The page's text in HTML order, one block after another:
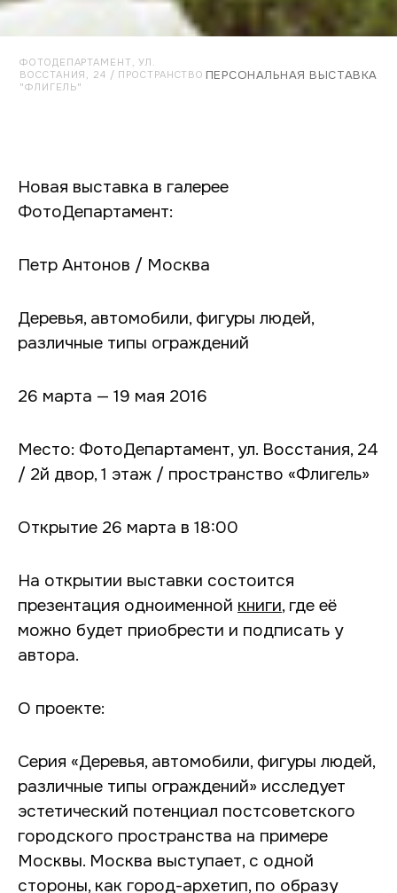
ФОТОДЕПАРТАМЕНТ, УЛ.
ВОССТАНИЯ, 24 / ПРОСТРАНСТВО
"ФЛИГЕЛЬ"
ПЕРСОНАЛЬНАЯ ВЫСТАВКА
Новая выставка в галерее
ФотоДепартамент:
Петр Антонов / Москва
Деревья, автомобили, фигуры людей,
различные типы ограждений
26 марта — 19 мая 2016
Место: ФотоДепартамент, ул. Восстания, 24
/ 2й двор, 1 этаж / пространство «Флигель»
Открытие 26 марта в 18:00
На открытии выставки состоится
презентация одноименной книги, где её
можно будет приобрести и подписать у
автора.
О проекте:
Серия «Деревья, автомобили, фигуры людей,
различные типы ограждений» исследует
эстетический потенциал постсоветского
городского пространства на примере
Москвы. Москва выступает, с одной
стороны, как город-архетип, по образу